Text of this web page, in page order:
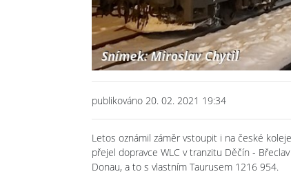
publikováno 20. 02. 2021 19:34
Letos oznámil záměr vstoupit i na české
přejel dopravce WLC v tranzitu Děčín -
Donau, a to s vlastním Taurusem 1216 954.